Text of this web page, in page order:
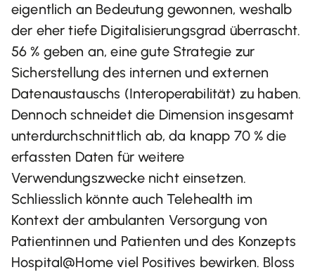
eigentlich an Bedeutung gewonnen, weshalb
der eher tiefe Digitalisierungsgrad überrascht.
56 % geben an, eine gute Strategie zur
Sicherstellung des internen und externen
Datenaustauschs (Interoperabilität) zu haben.
Dennoch schneidet die Dimension insgesamt
unterdurchschnittlich ab, da knapp 70 % die
erfassten Daten für weitere
Verwendungszwecke nicht einsetzen.
Schliesslich könnte auch Telehealth im
Kontext der ambulanten Versorgung von
Patientinnen und Patienten und des Konzepts
Hospital@Home viel Positives bewirken. Bloss